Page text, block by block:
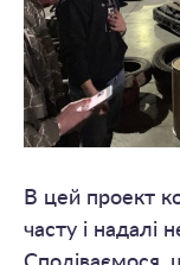
В цей проект
часту і надалі